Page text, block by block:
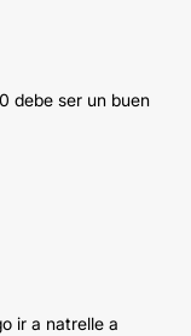
debe ser un buen
ir a natrelle a